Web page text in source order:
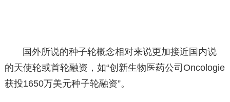
国外所说的种子轮概念相对来说更加接近国内说
的天使轮或首轮融资，如“创新生物医药公司Oncologie
获投1650万美元种子轮融资”。